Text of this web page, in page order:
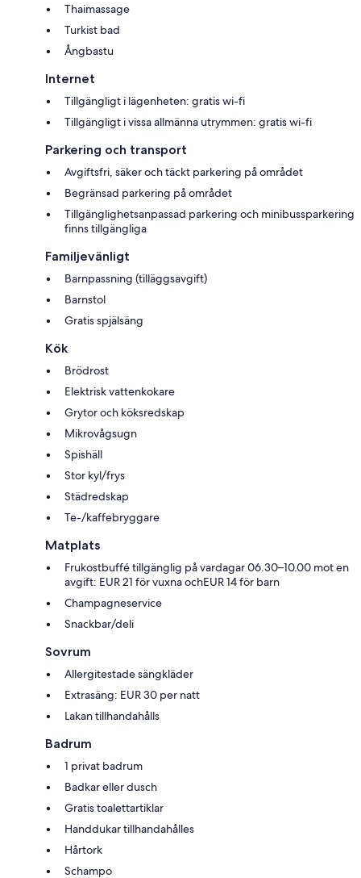
Thaimassage
Turkist bad
Ångbastu
Internet
Tillgängligt i lägenheten: gratis wi-fi
Tillgängligt i vissa allmänna utrymmen: gratis wi-fi
Parkering och transport
Avgiftsfri, säker och täckt parkering på området
Begränsad parkering på området
Tillgänglighetsanpassad parkering och minibussparkering
finns tillgängliga
Familjevänligt
Barnpassning (tilläggsavgift)
Barnstol
Gratis spjälsäng
Kök
Brödrost
Elektrisk vattenkokare
Grytor och köksredskap
Mikrovågsugn
Spishäll
Stor kyl/frys
Städredskap
Te-/kaffebryggare
Matplats
Frukostbuffé tillgänglig på vardagar 06.30–10.00 mot en
avgift: EUR 21 för vuxna ochEUR 14 för barn
Champagneservice
Snackbar/deli
Sovrum
Allergitestade sängkläder
Extrasäng: EUR 30 per natt
Lakan tillhandahålls
Badrum
1 privat badrum
Badkar eller dusch
Gratis toalettartiklar
Handdukar tillhandahålles
Hårtork
Schampo